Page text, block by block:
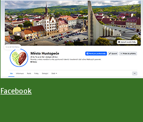
Facebook